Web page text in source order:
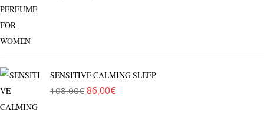
SENSITIVE CALMING SLEEP
108,00€ Original price was: 108,00€.
86,00€